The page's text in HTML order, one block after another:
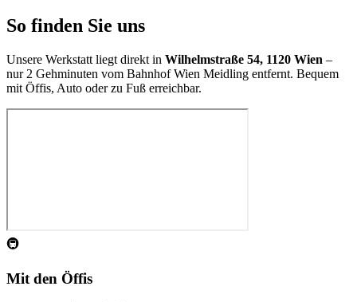
So finden Sie uns
Unsere Werkstatt liegt direkt in Wilhelmstraße 54, 1120 Wien –
nur 2 Gehminuten vom Bahnhof Wien Meidling entfernt. Bequem
mit Öffis, Auto oder zu Fuß erreichbar.
🚇
Mit den Öffis